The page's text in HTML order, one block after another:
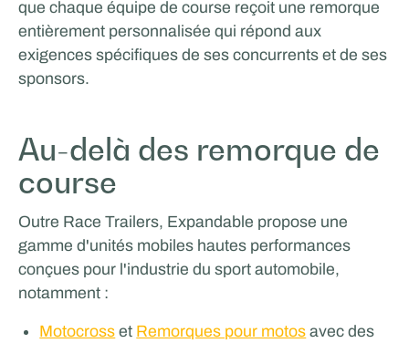
que chaque équipe de course reçoit une remorque
entièrement personnalisée qui répond aux
exigences spécifiques de ses concurrents et de ses
sponsors.
Au-delà des remorque de
course
Outre Race Trailers, Expandable propose une
gamme d'unités mobiles hautes performances
conçues pour l'industrie du sport automobile,
notamment :
Motocross et Remorques pour motos avec des